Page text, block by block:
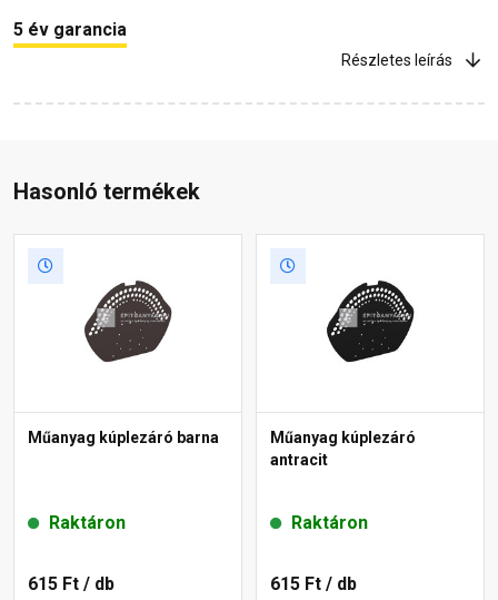
5 év garancia
Részletes leírás
Hasonló termékek
Műanyag kúplezáró barna
Raktáron
615 Ft / db
Műanyag kúplezáró
antracit
Raktáron
615 Ft / db